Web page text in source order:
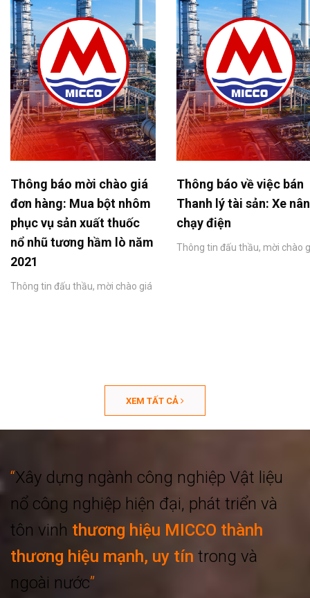
Thông báo mời chào giá
đơn hàng: Mua bột nhôm
phục vụ sản xuất thuốc
nổ nhũ tương hầm lò năm
2021
Thông tin đấu thầu, mời chào giá
Thông báo về việc bán
Thanh lý tài sản: Xe
chạy điện
Thông tin đấu thầu, mời chào
XEM TẤT CẢ
“Xây dựng ngành công nghiệp Vật liệu
nổ công nghiệp hiện đại, phát triển và
tôn vinh thương hiệu MICCO thành
thương hiệu mạnh, uy tín trong và
ngoài nước”